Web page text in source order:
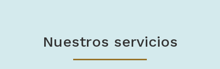
Nuestros servicios